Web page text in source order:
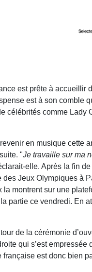
est prête à accueillir
est à son comble
célébrités comme Lady
en musique cette
"Je travaille sur ma
elle. Après la fin
Jeux Olympiques à
montrent sur une
partie ce vendredi. En
de la cérémonie
qui s’est
est donc bien